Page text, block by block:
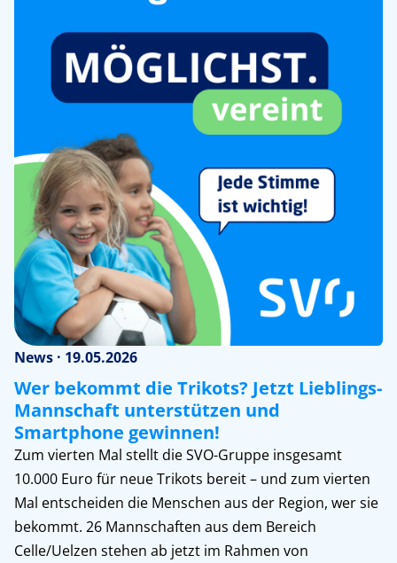
News · 19.05.2026
Wer bekommt die Trikots? Jetzt Lieblings-
Mannschaft unterstützen und
Smartphone gewinnen!
Zum vierten Mal stellt die SVO-Gruppe insgesamt
10.000 Euro für neue Trikots bereit – und zum vierten
Mal entscheiden die Menschen aus der Region, wer sie
bekommt. 26 Mannschaften aus dem Bereich
Celle/Uelzen stehen ab jetzt im Rahmen von